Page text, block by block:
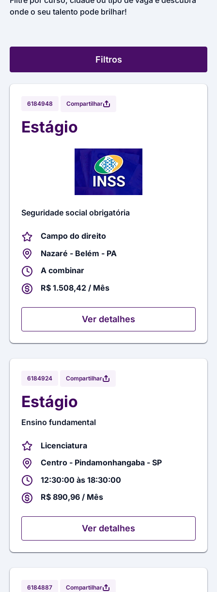
onde o seu talento pode brilhar!
Filtros
6184948 Compartilhar
Estágio
Seguridade social obrigatória
Campo do direito
Nazaré - Belém - PA
A combinar
R$ 1.508,42 / Mês
Ver detalhes
6184924 Compartilhar
Estágio
Ensino fundamental
Licenciatura
Centro - Pindamonhangaba - SP
12:30:00 às 18:30:00
R$ 890,96 / Mês
Ver detalhes
6184887 Compartilhar